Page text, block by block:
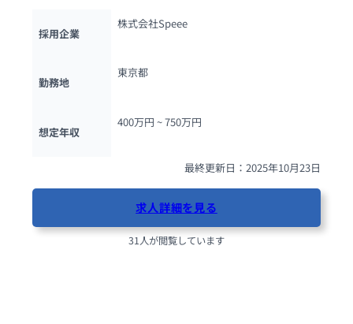
採用企業
株式会社Speee
勤務地
東京都
想定年収
400万円 ~ 750万円
最終更新日：2025年10月23日
求人詳細を見る
31人が閲覧しています